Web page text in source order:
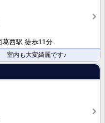
葛西駅 徒歩11分
室内も大変綺麗です♪